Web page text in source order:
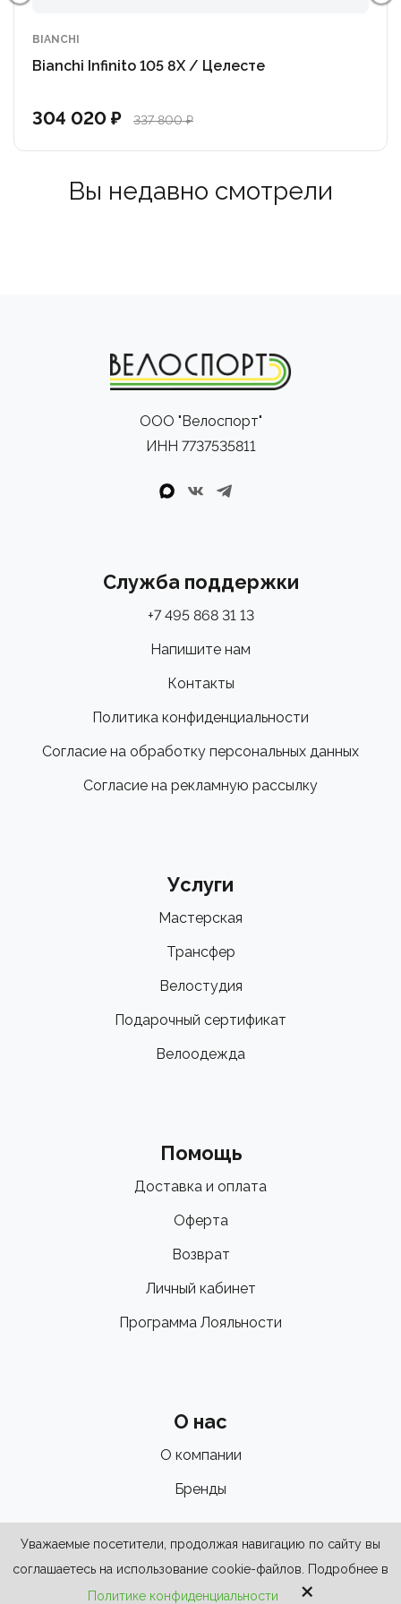
а также карбоновый подседельный штырь, что
обеспечивает интеграцию и чистый
аэродинамический профиль.
BIANCHI
Bianchi Infinito 105 8X / Целесте
304 020 ₽ 337 800 ₽
Вы недавно смотрели
ООО "Велоспорт"
ИНН 7737535811
Служба поддержки
+7 495 868 31 13
Напишите нам
Контакты
Политика конфиденциальности
Согласие на обработку персональных данных
Согласие на рекламную рассылку
Услуги
Мастерская
Трансфер
Велостудия
Подарочный сертификат
Велоодежда
Помощь
Доставка и оплата
Оферта
Возврат
Личный кабинет
Программа Лояльности
О нас
О компании
Бренды
Уважаемые посетители, продолжая навигацию по сайту вы
соглашаетесь на использование cookie-файлов. Подробнее в
Политике конфиденциальности
×